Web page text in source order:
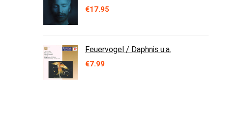
€17.95
Feuervogel / Daphnis u.a.
€7.99